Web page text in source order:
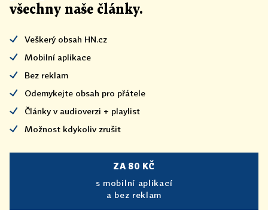
všechny naše články.
Veškerý obsah HN.cz
Mobilní aplikace
Bez reklam
Odemykejte obsah pro přátele
Články v audioverzi + playlist
Možnost kdykoliv zrušit
ZA 80 KČ
s mobilní aplikací
a bez reklam